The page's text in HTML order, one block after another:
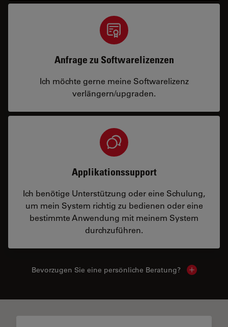
Anfrage zu Softwarelizenzen
Ich möchte gerne meine Softwarelizenz
verlängern/upgraden.
Applikationssupport
Ich benötige Unterstützung oder eine Schulung,
um mein System richtig zu bedienen oder eine
bestimmte Anwendung mit meinem System
durchzuführen.
Bevorzugen Sie eine persönliche Beratung? Show